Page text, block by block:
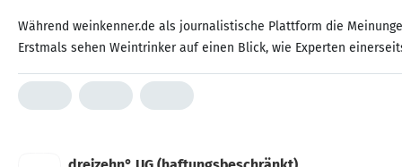
Während weinkenner.de als journalistische Plattform die
Erstmals sehen Weintrinker auf einen Blick, wie Experten